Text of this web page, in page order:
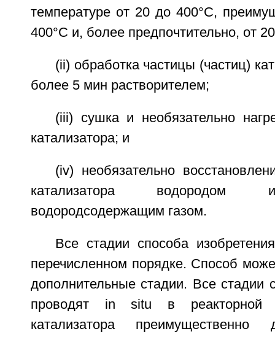
температуре от 20 до 400°C,
400°C и, более предпочтительно, от
(ii) обработка частицы (частиц)
более 5 мин растворителем;
(iii) сушка и необязательно
катализатора; и
(iv) необязательно
катализатора водородом
водородсодержащим газом.
Все стадии способа
перечисленном порядке. Способ
дополнительные стадии. Все стадии
проводят in situ в реакторной
катализатора преимущественно